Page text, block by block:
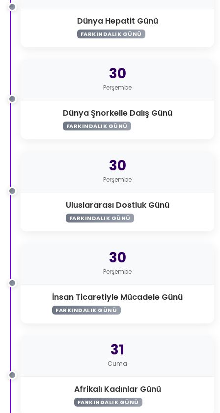
Dünya Hepatit Günü
FARKINDALIK GÜNÜ
30
Perşembe
Dünya Şnorkelle Dalış Günü
FARKINDALIK GÜNÜ
30
Perşembe
Uluslararası Dostluk Günü
FARKINDALIK GÜNÜ
30
Perşembe
İnsan Ticaretiyle Mücadele Günü
FARKINDALIK GÜNÜ
31
Cuma
Afrikalı Kadınlar Günü
FARKINDALIK GÜNÜ